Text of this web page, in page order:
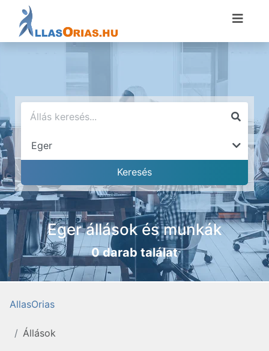
Eger állások és munkák
0 darab találat
AllasOrias
Állások